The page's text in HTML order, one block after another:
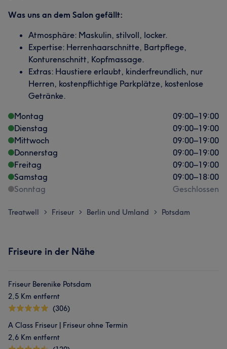
Was uns an dem Salon gefällt:
Atmosphäre: Maskulin, stilvoll, locker.
Expertise: Herrenhaarschnitte, Bartpflege,
Konturenschnitt, Kopfmassage.
Extras: Haustiere erlaubt, kinderfreundlich, nur
Herren, kostenpflichtige Parkplätze, kostenlose
Getränke.
Montag
09:00–19:00
Dienstag
09:00–19:00
Mittwoch
09:00–19:00
Donnerstag
09:00–19:00
Freitag
09:00–19:00
Samstag
09:00–18:00
Sonntag
Geschlossen
Treatwell > Friseur > Berlin und Umland > Potsdam
Friseure in der Nähe
Friseur Berenike Potsdam
2,5 Km entfernt
(306)
A Class Friseur | Friseur ohne Termin
2,6 Km entfernt